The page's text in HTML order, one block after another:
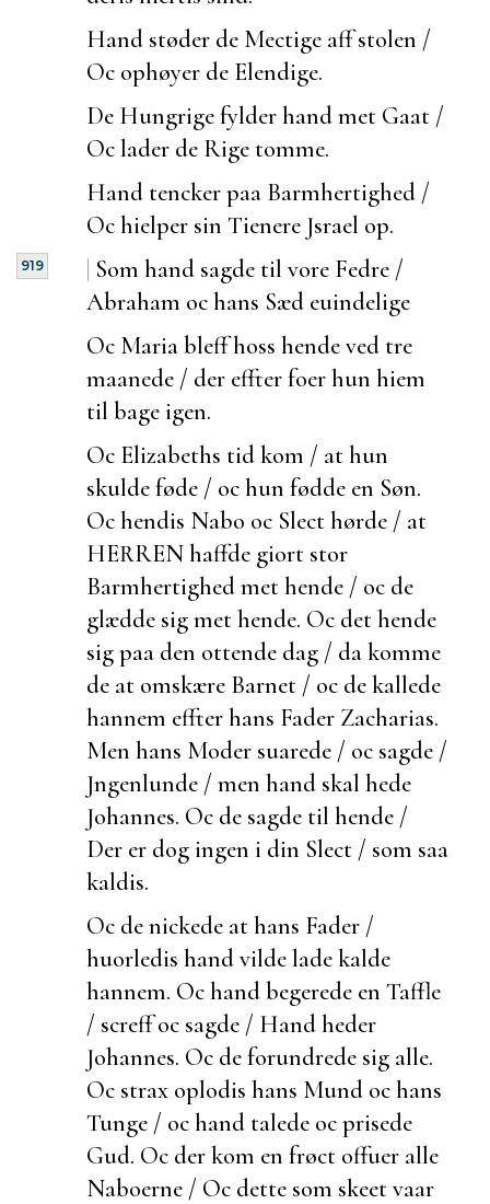
Hand støder de Mectige aff stolen /
Oc ophøyer de Elendige.
De Hungrige fylder hand met Gaat /
Oc lader de Rige tomme.
Hand tencker paa Barmhertighed /
Oc hielper sin Tienere Jsrael op.
|
919
Som hand sagde til vore Fedre /
Abraham oc hans Sæd euindelige
Oc Maria bleff hoss hende ved tre
maanede / der effterfoer hun hiem
til bage igen.
Oc Elizabeths tid kom / at hun
skulde føde / oc hun fødde en Søn.
Oc hendis Nabo oc Slect hørde / at
HERREN haffde giort stor
Barmhertighed met hende / oc de
glædde sig met hende. Oc det hende
sig paa den ottende dag / da komme
de at omskære Barnet / oc de kallede
hannem effter hans Fader Zacharias.
Men hans Moder suarede / oc sagde /
Jngenlunde / men hand skal hede
Johannes. Oc de sagde til hende /
Der er dog ingen i din Slect / som saa
kaldis.
Oc de nickede at hans Fader /
huorledis hand vilde lade kalde
hannem. Oc hand begerede en Taffle
/ screff oc sagde / Hand heder
Johannes. Oc de forundrede sig alle.
Oc strax oplodis hans Mund oc hans
Tunge / oc hand talede oc prisede
Gud. Oc der kom en frøct offuer alle
Naboerne / Oc dette som skeet vaar